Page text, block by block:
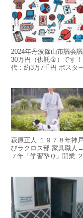
2024年丹波篠山市議会
30万円（供託金）です
代：約3万7千円 ポスタ
萩原正人 １９７８年神
びラクロス部 家具職人
７年「学習塾Ｑ」開業